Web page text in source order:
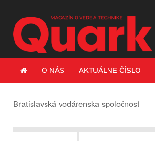
O NÁS AKTUÁLNE ČÍSLO
Bratislavská vodárenska spoločnosť